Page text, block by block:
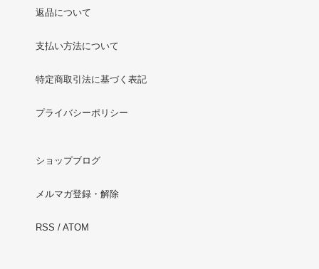
返品について
支払い方法について
特定商取引法に基づく表記
プライバシーポリシー
ショップブログ
メルマガ登録・解除
RSS / ATOM